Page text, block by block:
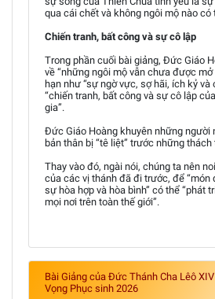
qua cái chết và không ngôi mộ nào có
Chiến tranh, bất công và sự cô lập
Trong phần cuối bài giảng, Đức Giáo
về “những ngôi mộ vẫn chưa được mở
hạn như “sự ngờ vực, sợ hãi, ích kỷ và
“chiến tranh, bất công và sự cô lập
gia”.
Đức Giáo Hoàng khuyên những người
bản thân bị “tê liệt” trước những thách
Thay vào đó, ngài nói, chúng ta nên
của các vị thánh đã đi trước, để “món
sự hòa hợp và hòa bình” có thể “phát
mọi nơi trên toàn thế giới”.
Bài Giảng của Đức Thánh Cha Lêô
Vọng Phục sinh 2026